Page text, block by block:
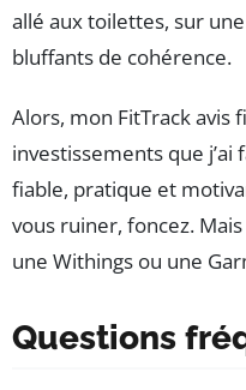
allé aux toilettes, sur
bluffants de cohérence.
Alors, mon FitTrack avis
investissements que
fiable, pratique et
vous ruiner, foncez.
une Withings ou une
Questions